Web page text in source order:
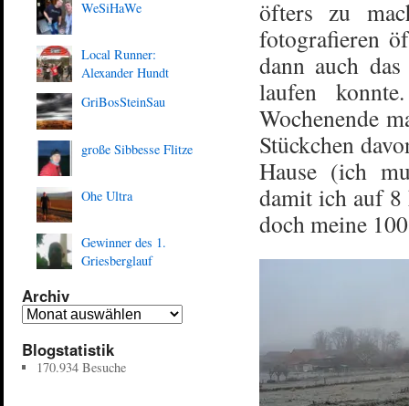
öfters zu
fotografieren
dann auch
laufen
Wochenende
Stückchen
Hause (ich
damit ich auf 8
doch meine
WeSiHaWe
Local Runner:
Alexander Hundt
GriBosSteinSau
große Sibbesse Flitze
Ohe Ultra
Gewinner des 1.
Griesberglauf
Archiv
Blogstatistik
170.934 Besuche